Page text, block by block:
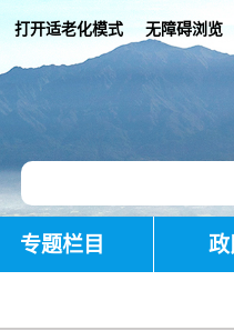
打开适老化模式 无障碍浏览
专题栏目 政